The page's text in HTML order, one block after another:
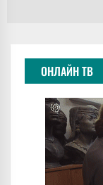
ОНЛАЙН ТВ